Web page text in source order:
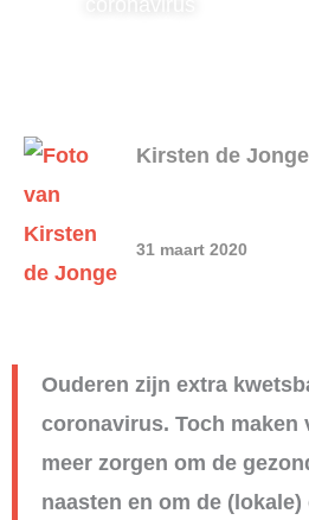
Kirsten de Jonge
31 maart 2020
Ouderen zijn extra
coronavirus. Toch
meer zorgen om de
naasten en om de